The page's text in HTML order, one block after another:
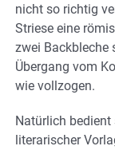
nicht so richtig
Striese eine
zwei Backbleche
Übergang vom
wie vollzogen.
Natürlich
literarischer